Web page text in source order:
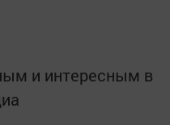
и интересным в